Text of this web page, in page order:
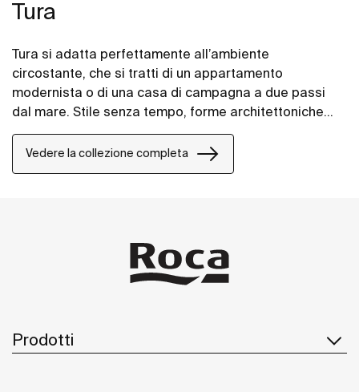
Tura
Tura si adatta perfettamente all’ambiente
circostante, che si tratti di un appartamento
modernista o di una casa di campagna a due passi
dal mare. Stile senza tempo, forme architettoniche
Vedere la collezione completa
Prodotti